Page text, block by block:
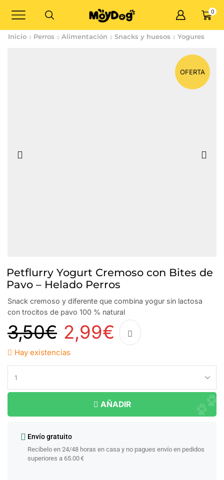
0
Inicio Perros Alimentación Snacks y huesos Yogures
OFERTA
Petflurry Yogurt Cremoso con Bites de
Pavo – Helado Perros
Snack cremoso y diferente que combina yogur sin lactosa
con trocitos de pavo 100 % natural
3,50€ 2,99€
Hay existencias
AÑADIR
Envío gratuito
Recíbelo en 24/48 horas en casa y no pagues envío en pedidos
superiores a 65.00 €